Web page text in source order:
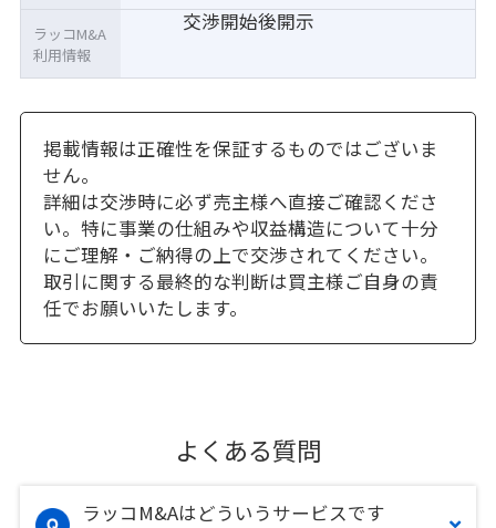
交渉開始後開示
ラッコM&A
利用情報
掲載情報は正確性を保証するものではございま
せん。
詳細は交渉時に必ず売主様へ直接ご確認くださ
い。特に事業の仕組みや収益構造について十分
にご理解・ご納得の上で交渉されてください。
取引に関する最終的な判断は買主様ご自身の責
任でお願いいたします。
よくある質問
ラッコM&Aはどういうサービスです